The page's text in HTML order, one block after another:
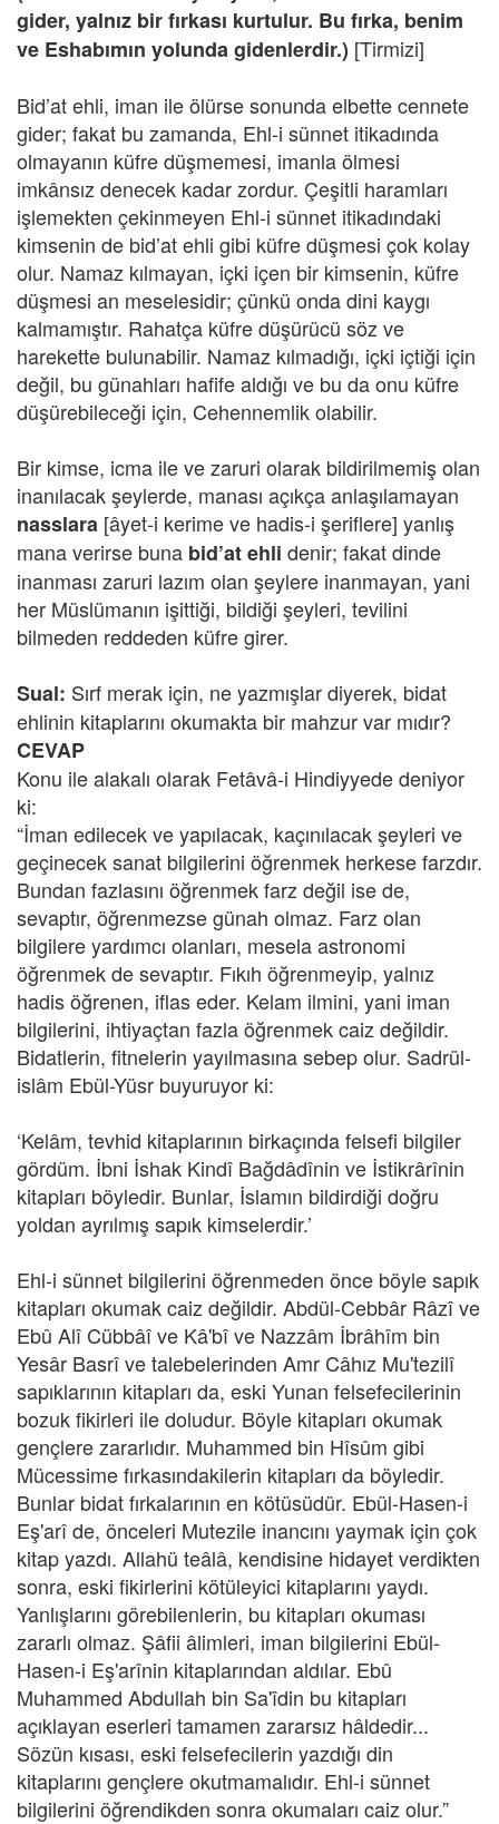
gider, yalnız bir fırkası kurtulur. Bu fırka, benim
ve Eshabımın yolunda gidenlerdir.) [Tirmizi]
Bid’at ehli, iman ile ölürse sonunda elbette cennete
gider; fakat bu zamanda, Ehl-i sünnet itikadında
olmayanın küfre düşmemesi, imanla ölmesi
imkânsız denecek kadar zordur. Çeşitli haramları
işlemekten çekinmeyen Ehl-i sünnet itikadındaki
kimsenin de bid’at ehli gibi küfre düşmesi çok kolay
olur. Namaz kılmayan, içki içen bir kimsenin, küfre
düşmesi an meselesidir; çünkü onda dini kaygı
kalmamıştır. Rahatça küfre düşürücü söz ve
harekette bulunabilir. Namaz kılmadığı, içki içtiği için
değil, bu günahları hafife aldığı ve bu da onu küfre
düşürebileceği için, Cehennemlik olabilir.
Bir kimse, icma ile ve zaruri olarak bildirilmemiş olan
inanılacak şeylerde, manası açıkça anlaşılamayan
nasslara [âyet-i kerime ve hadis-i şeriflere] yanlış
mana verirse buna bid’at ehli denir; fakat dinde
inanması zaruri lazım olan şeylere inanmayan, yani
her Müslümanın işittiği, bildiği şeyleri, tevilini
bilmeden reddeden küfre girer.
Sual: Sırf merak için, ne yazmışlar diyerek, bidat
ehlinin kitaplarını okumakta bir mahzur var mıdır?
CEVAP
Konu ile alakalı olarak Fetâvâ-i Hindiyyede deniyor
ki:
“İman edilecek ve yapılacak, kaçınılacak şeyleri ve
geçinecek sanat bilgilerini öğrenmek herkese farzdır.
Bundan fazlasını öğrenmek farz değil ise de,
sevaptır, öğrenmezse günah olmaz. Farz olan
bilgilere yardımcı olanları, mesela astronomi
öğrenmek de sevaptır. Fıkıh öğrenmeyip, yalnız
hadis öğrenen, iflas eder. Kelam ilmini, yani iman
bilgilerini, ihtiyaçtan fazla öğrenmek caiz değildir.
Bidatlerin, fitnelerin yayılmasına sebep olur. Sadrül-
islâm Ebül-Yüsr buyuruyor ki:
‘Kelâm, tevhid kitaplarının birkaçında felsefi bilgiler
gördüm. İbni İshak Kindî Bağdâdînin ve İstikrârînin
kitapları böyledir. Bunlar, İslamın bildirdiği doğru
yoldan ayrılmış sapık kimselerdir.’
Ehl-i sünnet bilgilerini öğrenmeden önce böyle sapık
kitapları okumak caiz değildir. Abdül-Cebbâr Râzî ve
Ebû Alî Cübbâî ve Kâ'bî ve Nazzâm İbrâhîm bin
Yesâr Basrî ve talebelerinden Amr Câhız Mu'tezilî
sapıklarının kitapları da, eski Yunan felsefecilerinin
bozuk fikirleri ile doludur. Böyle kitapları okumak
gençlere zararlıdır. Muhammed bin Hîsûm gibi
Mücessime fırkasındakilerin kitapları da böyledir.
Bunlar bidat fırkalarının en kötüsüdür. Ebül-Hasen-i
Eş'arî de, önceleri Mutezile inancını yaymak için çok
kitap yazdı. Allahü teâlâ, kendisine hidayet verdikten
sonra, eski fikirlerini kötüleyici kitaplarını yaydı.
Yanlışlarını görebilenlerin, bu kitapları okuması
zararlı olmaz. Şâfii âlimleri, iman bilgilerini Ebül-
Hasen-i Eş'arînin kitaplarından aldılar. Ebû
Muhammed Abdullah bin Sa'îdin bu kitapları
açıklayan eserleri tamamen zararsız hâldedir...
Sözün kısası, eski felsefecilerin yazdığı din
kitaplarını gençlere okutmamalıdır. Ehl-i sünnet
bilgilerini öğrendikden sonra okumaları caiz olur.”